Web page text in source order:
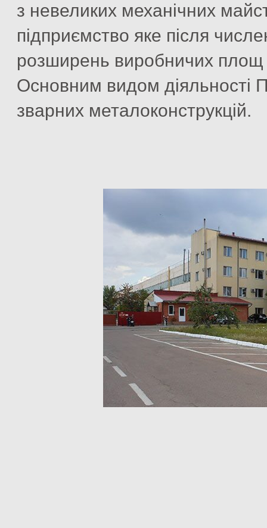
з невеликих механічних
підприємство яке після
розширень виробничих площ
Основним видом
зварних металоконструкцій.